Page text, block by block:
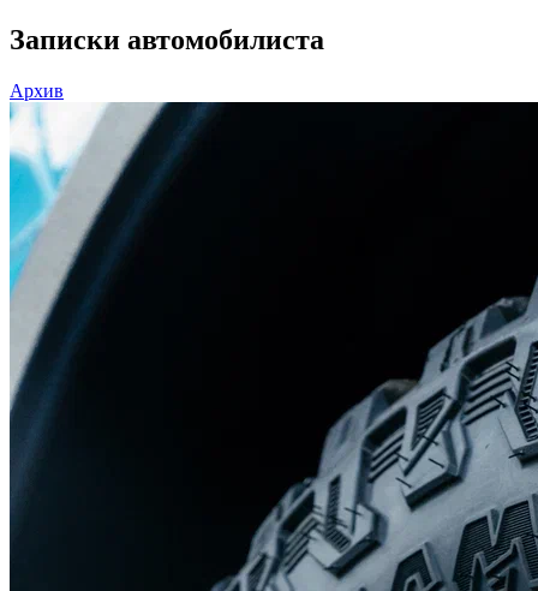
Записки автомобилиста
Архив